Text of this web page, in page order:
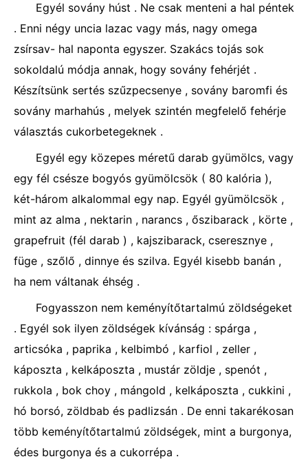
Egyél sovány húst . Ne csak menteni a hal péntek
. Enni négy uncia lazac vagy más, nagy omega
zsírsav- hal naponta egyszer. Szakács tojás sok
sokoldalú módja annak, hogy sovány fehérjét .
Készítsünk sertés szűzpecsenye , sovány baromfi és
sovány marhahús , melyek szintén megfelelő fehérje
választás cukorbetegeknek .
Egyél egy közepes méretű darab gyümölcs, vagy
egy fél csésze bogyós gyümölcsök ( 80 kalória ),
két-három alkalommal egy nap. Egyél gyümölcsök ,
mint az alma , nektarin , narancs , őszibarack , körte ,
grapefruit (fél darab ) , kajszibarack, cseresznye ,
füge , szőlő , dinnye és szilva. Egyél kisebb banán ,
ha nem váltanak éhség .
Fogyasszon nem keményítőtartalmú zöldségeket
. Egyél sok ilyen zöldségek kívánság : spárga ,
articsóka , paprika , kelbimbó , karfiol , zeller ,
káposzta , kelkáposzta , mustár zöldje , spenót ,
rukkola , bok choy , mángold , kelkáposzta , cukkini ,
hó borsó, zöldbab és padlizsán . De enni takarékosan
több keményítőtartalmú zöldségek, mint a burgonya,
édes burgonya és a cukorrépa .